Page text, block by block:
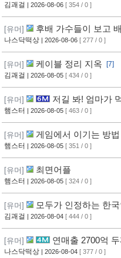
김괘걸
| 2026-08-06 [ 354 / 0 ]
[유머] 후배 가수들이 보고
나스닥떡상 | 2026-08-06 [ 277 / 0 ]
[유머] 케이블 정리 지옥
[7]
김괘걸
| 2026-08-05 [ 434 / 0 ]
[유머] 저길 봐! 엄마가
햄스터
| 2026-08-05 [ 463 / 0 ]
[유머] 게임에서 이기는 방법
햄스터
| 2026-08-05 [ 351 / 0 ]
[유머] 최면어플
햄스터 | 2026-08-05 [ 324 / 0 ]
[유머] 모두가 인정하는 한
김괘걸
| 2026-08-04 [ 444 / 0 ]
[유머]
연매출 2700억
방법
나스닥떡상 | 2026-08-04 [ 377 / 0 ]